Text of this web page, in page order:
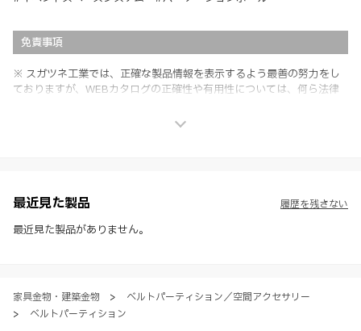
免責事項
※ スガツネ工業では、正確な製品情報を表示するよう最善の努力をし
ておりますが、WEBカタログの正確性や有用性については、何ら法律
社製品の使用ご検討、又は販売促進目的の利用に限ります。
※ 本WEBサイト製品情報のご利用にあたっては、WEBサイト利用規
約、プライバシーポリシー、製品情報ガイドをご確認いただき、内容の
最近見た製品
最近見た製品がありません。
履歴を残さない
家具金物・建築金物 >
ベルトパーティション／空間アクセサリー
>
ベルトパーティション